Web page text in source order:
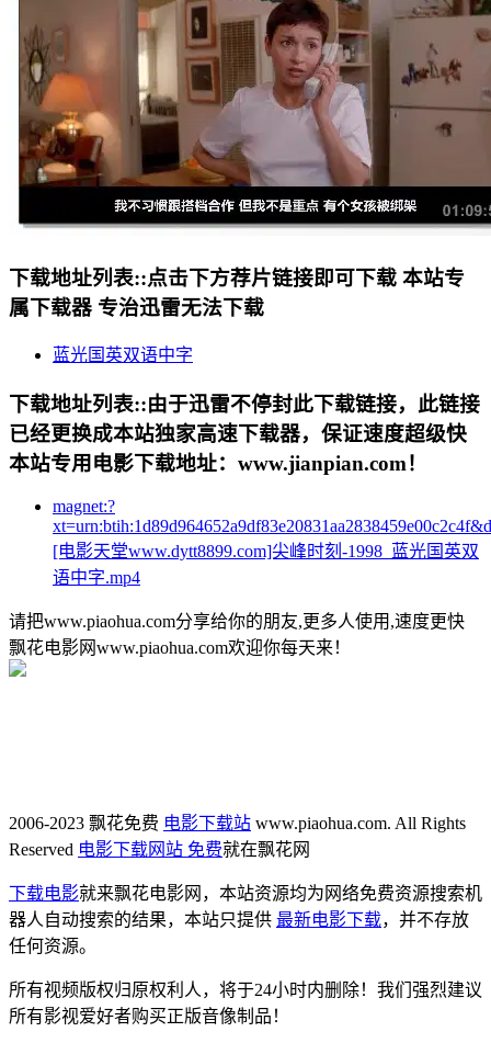
下载地址列表::点击下方荐片链接即可下载 本站专
属下载器 专治迅雷无法下载
蓝光国英双语中字
下载地址列表::由于迅雷不停封此下载链接，此链接
已经更换成本站独家高速下载器，保证速度超级快
本站专用电影下载地址：www.jianpian.com！
magnet:?
[电影天堂www.dytt8899.com]尖峰时刻-1998_蓝光国英双
语中字.mp4
请把www.piaohua.com分享给你的朋友,更多人使用,速度更快
飘花电影网www.piaohua.com欢迎你每天来！
2006-2023 飘花免费 电影下载站 www.piaohua.com. All Rights
Reserved 电影下载网站 免费就在飘花网
下载电影就来飘花电影网，本站资源均为网络免费资源搜索机
器人自动搜索的结果，本站只提供 最新电影下载，并不存放
任何资源。
所有视频版权归原权利人，将于24小时内删除！我们强烈建议
所有影视爱好者购买正版音像制品！